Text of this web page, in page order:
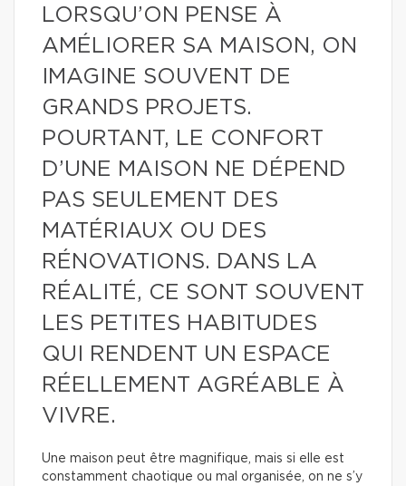
LORSQU’ON PENSE À
AMÉLIORER SA MAISON, ON
IMAGINE SOUVENT DE
GRANDS PROJETS.
POURTANT, LE CONFORT
D’UNE MAISON NE DÉPEND
PAS SEULEMENT DES
MATÉRIAUX OU DES
RÉNOVATIONS. DANS LA
RÉALITÉ, CE SONT SOUVENT
LES PETITES HABITUDES
QUI RENDENT UN ESPACE
RÉELLEMENT AGRÉABLE À
VIVRE.
Une maison peut être magnifique, mais si elle est
constamment chaotique ou mal organisée, on ne s’y